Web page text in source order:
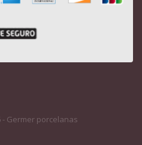
Germer porcelanas